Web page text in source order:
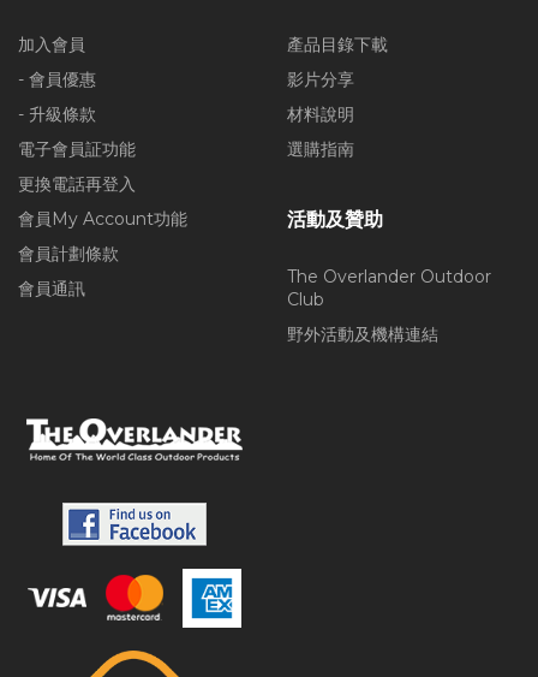
加入會員
- 會員優惠
- 升級條款
電子會員証功能
更換電話再登入
會員My Account功能
會員計劃條款
會員通訊
產品目錄下載
影片分享
材料說明
選購指南
活動及贊助
The Overlander Outdoor
Club
野外活動及機構連結